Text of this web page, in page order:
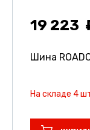
19 223
Шина
На складе 4